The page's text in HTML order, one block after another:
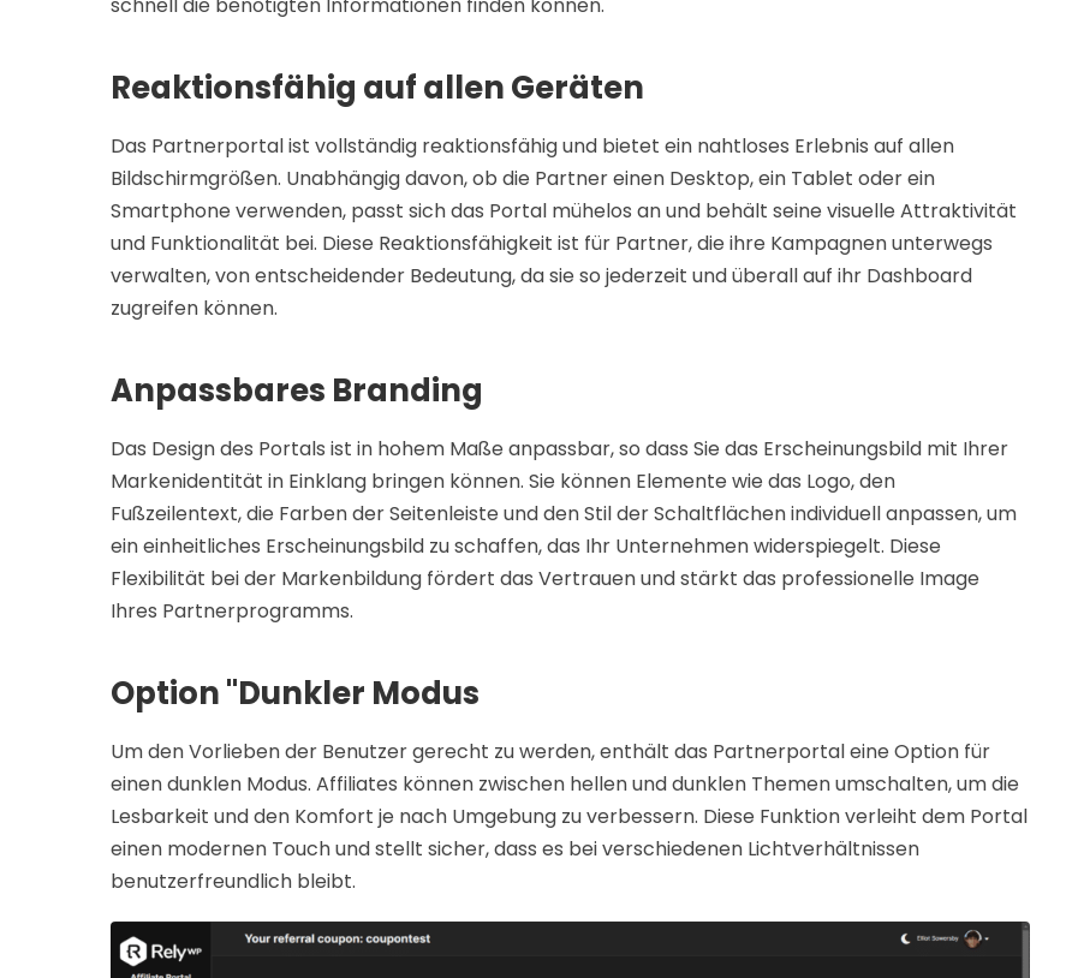
Reaktionsfähig auf allen Geräten
Das Partnerportal ist vollständig reaktionsfähig und bietet ein nahtloses Erlebnis auf allen
Bildschirmgrößen. Unabhängig davon, ob die Partner einen Desktop, ein Tablet oder ein
Smartphone verwenden, passt sich das Portal mühelos an und behält seine visuelle Attraktivität
und Funktionalität bei. Diese Reaktionsfähigkeit ist für Partner, die ihre Kampagnen unterwegs
verwalten, von entscheidender Bedeutung, da sie so jederzeit und überall auf ihr Dashboard
zugreifen können.
Anpassbares Branding
Das Design des Portals ist in hohem Maße anpassbar, so dass Sie das Erscheinungsbild mit Ihrer
Markenidentität in Einklang bringen können. Sie können Elemente wie das Logo, den
Fußzeilentext, die Farben der Seitenleiste und den Stil der Schaltflächen individuell anpassen, um
ein einheitliches Erscheinungsbild zu schaffen, das Ihr Unternehmen widerspiegelt. Diese
Flexibilität bei der Markenbildung fördert das Vertrauen und stärkt das professionelle Image
Ihres Partnerprogramms.
Option "Dunkler Modus
Um den Vorlieben der Benutzer gerecht zu werden, enthält das Partnerportal eine Option für
einen dunklen Modus. Affiliates können zwischen hellen und dunklen Themen umschalten, um die
Lesbarkeit und den Komfort je nach Umgebung zu verbessern. Diese Funktion verleiht dem Portal
einen modernen Touch und stellt sicher, dass es bei verschiedenen Lichtverhältnissen
benutzerfreundlich bleibt.